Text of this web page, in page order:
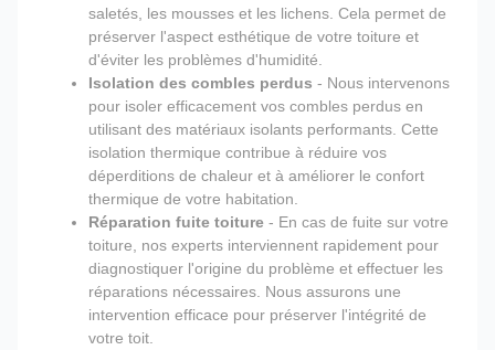
saletés, les mousses et les lichens. Cela permet de
préserver l'aspect esthétique de votre toiture et
d'éviter les problèmes d'humidité.
Isolation des combles perdus - Nous intervenons
pour isoler efficacement vos combles perdus en
utilisant des matériaux isolants performants. Cette
isolation thermique contribue à réduire vos
déperditions de chaleur et à améliorer le confort
thermique de votre habitation.
Réparation fuite toiture - En cas de fuite sur votre
toiture, nos experts interviennent rapidement pour
diagnostiquer l'origine du problème et effectuer les
réparations nécessaires. Nous assurons une
intervention efficace pour préserver l'intégrité de
votre toit.